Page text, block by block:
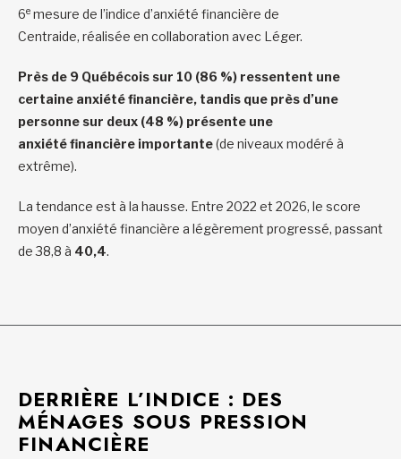
6e mesure de l’indice d’anxiété financière de
Centraide, réalisée en collaboration avec Léger.
Près de 9 Québécois sur 10 (86 %) ressentent une
certaine anxiété financière, tandis que près d’une
personne sur deux (48 %) présente une
anxiété financière importante(de niveaux modéré à
extrême).
La tendance est à la hausse. Entre 2022 et 2026, le score
moyen d’anxiété financière a légèrement progressé, passant
de 38,8 à 40,4.
DERRIÈRE L’INDICE : DES
MÉNAGES SOUS PRESSION
FINANCIÈRE